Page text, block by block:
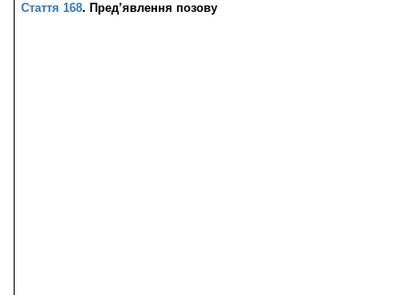
Стаття 168. Пред’явлення позову